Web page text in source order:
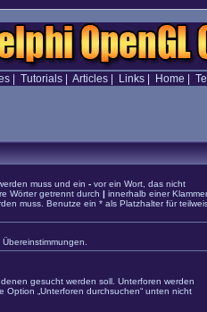
| Tutorials| Articles| Links| Home
muss und ein - vor ein Wort, das nicht
Wörter getrennt durch | innerhalb einer
muss. Benutze ein * als Platzhalter für
gesucht werden soll. Unterforen werden
„Unterforen durchsuchen“ unten nicht